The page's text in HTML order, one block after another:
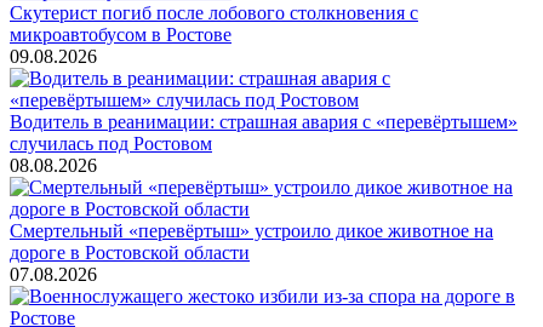
Скутерист погиб после лобового столкновения с
микроавтобусом в Ростове
09.08.2026
Водитель в реанимации: страшная авария с «перевёртышем»
случилась под Ростовом
08.08.2026
Смертельный «перевёртыш» устроило дикое животное на
дороге в Ростовской области
07.08.2026